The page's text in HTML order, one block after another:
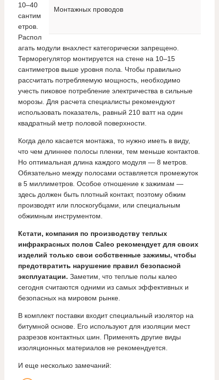
Монтажных проводов
10–40
сантим
етров.
Распол
агать модули внахлест категорически запрещено.
Терморегулятор монтируется на стене на 10–15
сантиметров выше уровня пола. Чтобы правильно
рассчитать потребляемую мощность, необходимо
учесть пиковое потребление электричества в сильные
морозы. Для расчета специалисты рекомендуют
использовать показатель, равный 210 ватт на один
квадратный метр половой поверхности.
Когда дело касается монтажа, то нужно иметь в виду,
что чем длиннее полосы пленки, тем меньше контактов.
Но оптимальная длина каждого модуля — 8 метров.
Обязательно между полосами оставляется промежуток
в 5 миллиметров. Особое отношение к зажимам —
здесь должен быть плотный контакт, поэтому обжим
производят или плоскогубцами, или специальным
обжимным инструментом.
Кстати, компания по производству теплых
инфракрасных полов Сaleo рекомендует для своих
изделий только свои собственные зажимы, чтобы
предотвратить нарушение правил безопасной
эксплуатации. Заметим, что теплые полы калео
сегодня считаются одними из самых эффективных и
безопасных на мировом рынке.
В комплект поставки входит специальный изолятор на
битумной основе. Его используют для изоляции мест
разрезов контактных шин. Применять другие виды
изоляционных материалов не рекомендуется.
И еще несколько замечаний: